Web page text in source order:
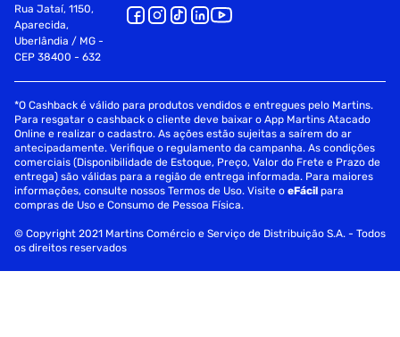
Rua Jataí, 1150,
Aparecida,
Uberlândia / MG -
CEP 38400 - 632
*O Cashback é válido para produtos vendidos e entregues pelo Martins.
Para resgatar o cashback o cliente deve baixar o App Martins Atacado
Online e realizar o cadastro. As ações estão sujeitas a saírem do ar
antecipadamente. Verifique o regulamento da campanha. As condições
comerciais (Disponibilidade de Estoque, Preço, Valor do Frete e Prazo de
entrega) são válidas para a região de entrega informada. Para maiores
informações, consulte nossos Termos de Uso. Visite oeFácil para
compras de Uso e Consumo de Pessoa Física.
© Copyright 2021 Martins Comércio e Serviço de Distribuição S.A. - Todos
os direitos reservados